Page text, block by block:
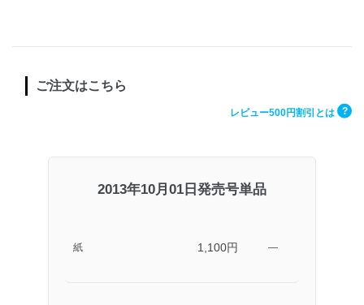
ご注文はこちら
レビュー500円割引とは ?
2013年10月01日発売号単品
紙 1,100円 ―